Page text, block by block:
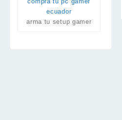
arma tu setup gamer